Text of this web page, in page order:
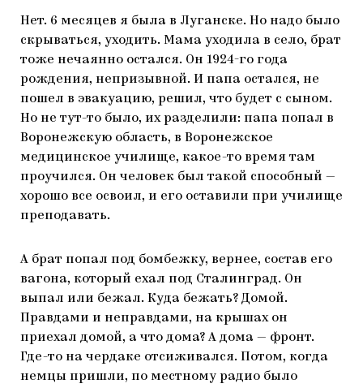
Нет. 6 месяцев я была в Луганске. Но надо было
скрываться, уходить. Мама уходила в село, брат
тоже нечаянно остался. Он 1924-го года
рождения, непризывной. И папа остался, не
пошел в эвакуацию, решил, что будет с сыном.
Но не тут-то было, их разделили: папа попал в
Воронежскую область, в Воронежское
медицинское училище, какое-то время там
проучился. Он человек был такой способный —
хорошо все освоил, и его оставили при училище
преподавать.
А брат попал под бомбежку, вернее, состав его
вагона, который ехал под Сталинград. Он
выпал или бежал. Куда бежать? Домой.
Правдами и неправдами, на крышах он
приехал домой, а что дома? А дома — фронт.
Где-то на чердаке отсиживался. Потом, когда
немцы пришли, по местному радио было